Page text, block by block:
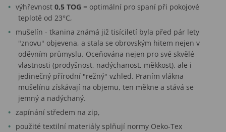
výhřevnost 0,5 TOG = optimální pro spaní při pokojové
teplotě od 23°C,
mušelín - tkanina známá již tisíciletí byla před pár lety
"znovu" objevena, a stala se obrovským hitem nejen v
oděvním průmyslu. Oceňována nejen pro své skvělé
vlastnosti (prodyšnost, nadýchanost, měkkost), ale i
jedinečný přírodní "režný" vzhled. Praním vlákna
mušelínu získávají na objemu, ten měkne a stává se
jemný a nadýchaný.
zapínání středem na zip,
použité textilní materiály splňují normy Oeko-Tex